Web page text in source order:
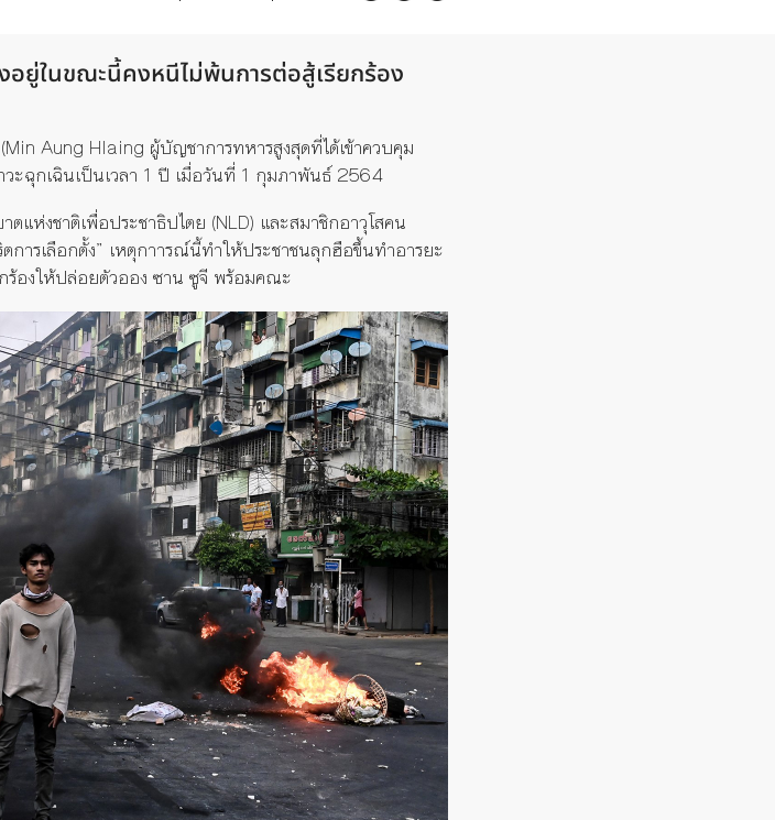
ยู่ในขณะนี้คงหนีไม่พ้นการต่อสู้เรียกร้อง
(Min Aung Hlaing ผู้บัญชาการทหารสูงสุดที่ได้เข้าควบคุม
ะฉุกเฉินเป็นเวลา 1 ปี เมื่อวันที่ 1 กุมภาพันธ์2564
ตแห่งชาติเพื่อประชาธิปไตย (NLD) และสมาชิกอาวุโสคน
การเลือกตั้ง” เหตุกาารณ์นี้ทำให้ประชาชนลุกฮือขึ้นทำอารยะ
ร้องให้ปล่อยตัวออง ซาน ซูจี พร้อมคณะ